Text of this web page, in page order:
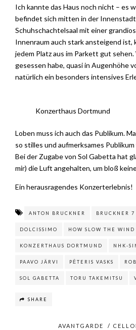
Ich kannte das Haus noch nicht – es
befindet sich mitten in der
Schuhschachtelsaal mit einer
Innenraum auch stark ansteigend ist,
jedem Platz aus im Parkett gut sehen.
gesessen habe, quasi in Augenhöhe
natürlich ein besonders intensives
Konzerthaus Dortmund
Loben muss ich auch das Publikum.
so stilles und aufmerksames
Bei der Zugabe von Sol Gabetta hat
mir) die Luft angehalten, um bloß
Ein herausragendes Konzerterlebnis!
ANTON BRUCKNER BRUCKNER 7
DOLCISSIMO HOW SLOW THE WIND
KONZERTHAUS DORTMUND NHK-
PAAVO JÄRVI PĒTERIS VASKS
SOL GABETTA TORU TAKEMITSU
SHARE
AVANTGARDE /